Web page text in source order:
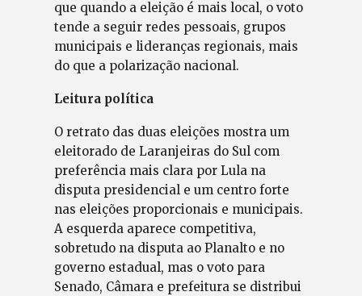
que quando a eleição é mais local, o voto
tende a seguir redes pessoais, grupos
municipais e lideranças regionais, mais
do que a polarização nacional.
Leitura política
O retrato das duas eleições mostra um
eleitorado de Laranjeiras do Sul com
preferência mais clara por Lula na
disputa presidencial e um centro forte
nas eleições proporcionais e municipais.
A esquerda aparece competitiva,
sobretudo na disputa ao Planalto e no
governo estadual, mas o voto para
Senado, Câmara e prefeitura se distribui